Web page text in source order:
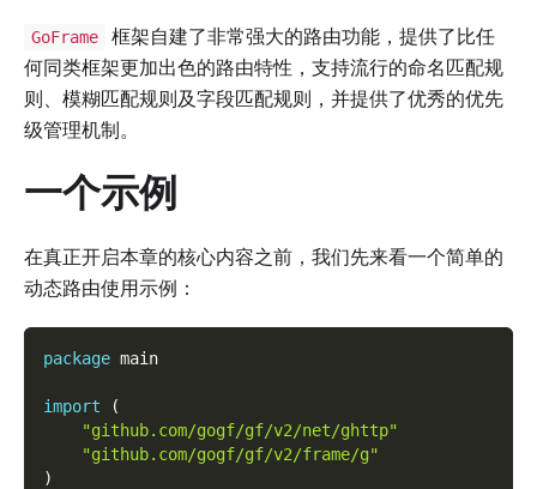
GoFrame
框架自建了非常强大的路由功能，提供了比任
何同类框架更加出色的路由特性，支持流行的命名匹配规
则、模糊匹配规则及字段匹配规则，并提供了优秀的优先
级管理机制。
一个示例
在真正开启本章的核心内容之前，我们先来看一个简单的
动态路由使用示例：
package main
import
(
"github.com/gogf/gf/v2/net/ghttp"
"github.com/gogf/gf/v2/frame/g"
)